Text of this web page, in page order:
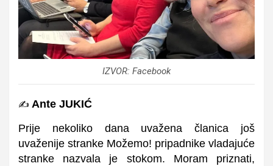
IZVOR: Facebook
✍️ Ante JUKIĆ
Prije nekoliko dana uvažena članica još
uvaženije stranke Možemo! pripadnike vladajuće
stranke nazvala je stokom. Moram priznati,